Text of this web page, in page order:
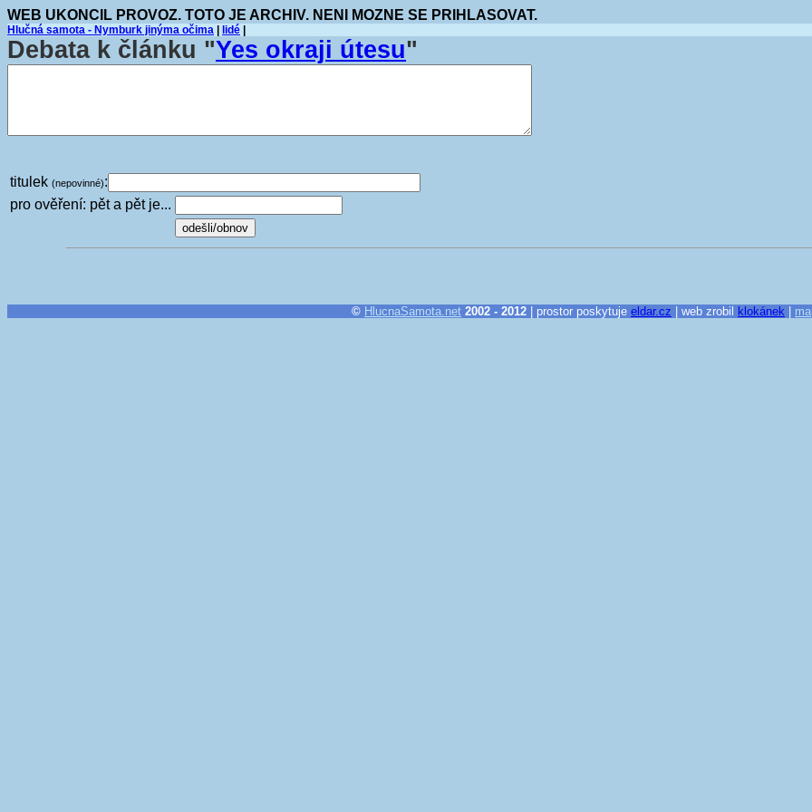
WEB UKONCIL PROVOZ. TOTO JE ARCHIV. NENI MOZNE SE PRIHLASOVAT.
Hlučná samota - Nymburk jinýma očima lidé
Debata k článku "Yes okraji útesu"
titulek (nepovinné):
pro ověření: pět a pět je...
© HlucnaSamota.net 2002 - 2012 | prostor poskytuje eldar.cz | web zrobil klokánek